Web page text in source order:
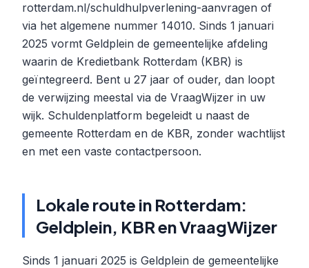
rotterdam.nl/schuldhulpverlening-aanvragen of
via het algemene nummer 14010. Sinds 1 januari
2025 vormt Geldplein de gemeentelijke afdeling
waarin de Kredietbank Rotterdam (KBR) is
geïntegreerd. Bent u 27 jaar of ouder, dan loopt
de verwijzing meestal via de VraagWijzer in uw
wijk. Schuldenplatform begeleidt u naast de
gemeente Rotterdam en de KBR, zonder wachtlijst
en met een vaste contactpersoon.
Lokale route in Rotterdam:
Geldplein, KBR en VraagWijzer
Sinds 1 januari 2025 is Geldplein de gemeentelijke